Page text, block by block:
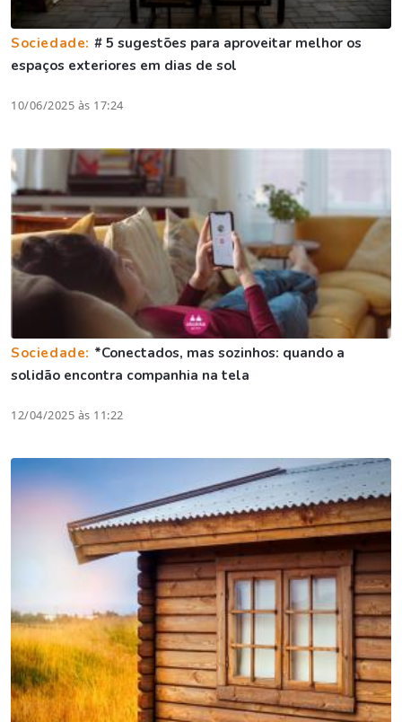
Sociedade: # 5 sugestões para aproveitar melhor os
espaços exteriores em dias de sol
10/06/2025 às 17:24
Sociedade: *Conectados, mas sozinhos: quando a
solidão encontra companhia na tela
12/04/2025 às 11:22